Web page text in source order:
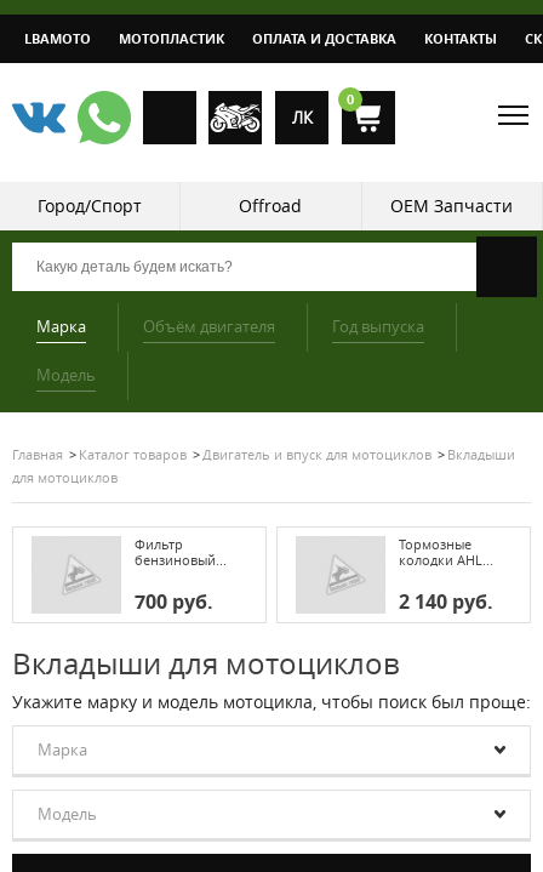
LBAMOTO МОТОПЛАСТИК ОПЛАТА И ДОСТАВКА КОНТАКТЫ
ЛК
0
Город/Спорт Offroad OEM Запчасти
Марка Объём двигателя Год выпуска
Модель
Главная Каталог товаров Двигатель и впуск для мотоциклов
Вкладыши
для мотоциклов
Фильтр
бензиновый...
700 руб.
Тормозные
колодки AHL...
2 140 руб.
Вкладыши для мотоциклов
Укажите марку и модель мотоцикла, чтобы поиск был проще:
Марка
Модель